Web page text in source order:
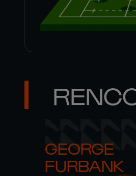
GEORGE
FURBANK